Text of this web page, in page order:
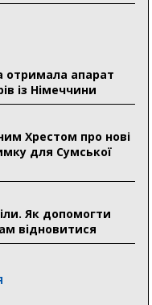
отримала апарат
із Німеччини
Хрестом про нові
для Сумської
Як допомогти
відновитися